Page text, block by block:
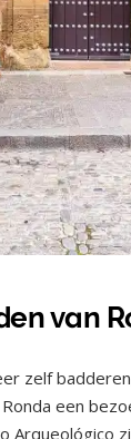
van
zelf
een
Arqueológico